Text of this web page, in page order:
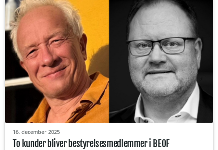
16. december 2025
To kunder bliver bestyrelsesmedlemmer i BEOF